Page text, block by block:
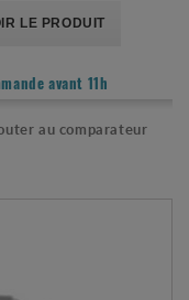
LE PRODUIT
avant 11h
au comparateur